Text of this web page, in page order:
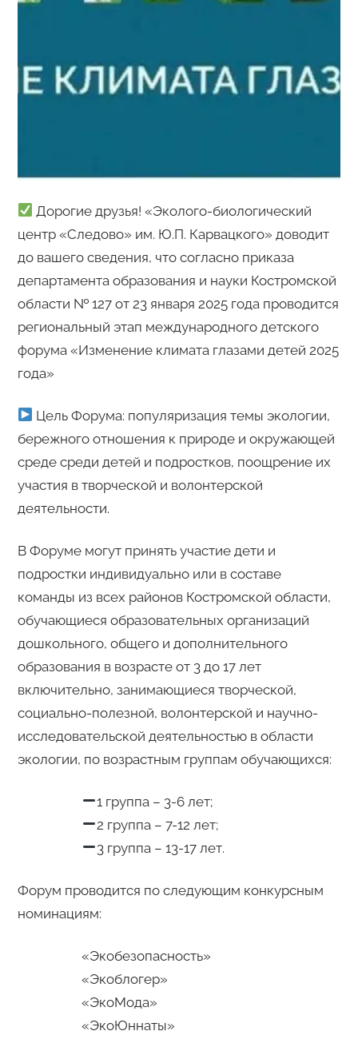
Дорогие друзья! «Эколого-биологический
центр «Следово» им. Ю.П. Карвацкого» доводит
до вашего сведения, что согласно приказа
департамента образования и науки Костромской
области № 127 от 23 января 2025 года проводится
региональный этап международного детского
форума «Изменение климата глазами детей 2025
года»
Цель Форума: популяризация темы экологии,
бережного отношения к природе и окружающей
среде среди детей и подростков, поощрение их
участия в творческой и волонтерской
деятельности.
В Форуме могут принять участие дети и
подростки индивидуально или в составе
команды из всех районов Костромской области,
обучающиеся образовательных организаций
дошкольного, общего и дополнительного
образования в возрасте от 3 до 17 лет
включительно, занимающиеся творческой,
социально-полезной, волонтерской и научно-
исследовательской деятельностью в области
экологии, по возрастным группам обучающихся:
1 группа – 3-6 лет;
2 группа – 7-12 лет;
3 группа – 13-17 лет.
Форум проводится по следующим конкурсным
номинациям:
«Экобезопасность»
«Экоблогер»
«ЭкоМода»
«ЭкоЮннаты»